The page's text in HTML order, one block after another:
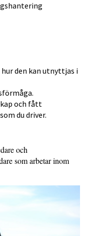
den kan utnyttjas i
och fått
du driver.
och
som arbetar inom